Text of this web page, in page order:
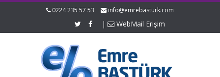
0224 235 57 53 info@emrebasturk.com
| WebMail Erişim